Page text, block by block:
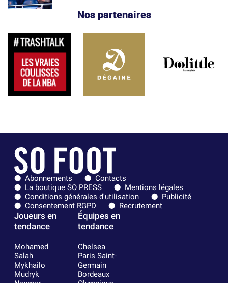
Nos partenaires
Abonnements
Contacts
La boutique SO PRESS
Mentions légales
Conditions générales d'utilisation
Publicité
Consentement RGPD
Recrutement
Joueurs en
tendance
Mohamed
Salah
Mykhailo
Mudryk
Équipes en
tendance
Chelsea
Paris Saint-
Germain
Bordeaux